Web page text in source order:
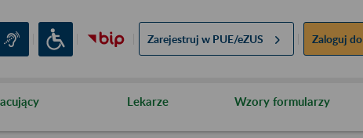
Zarejestruj w PUE/eZUS Zaloguj do
Lekarze Wzory formularzy